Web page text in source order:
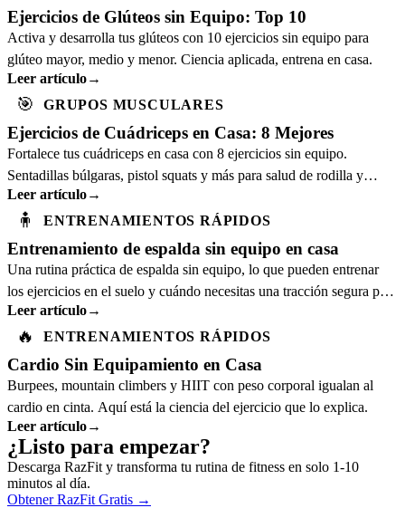
Ejercicios de Glúteos sin Equipo: Top 10
Activa y desarrolla tus glúteos con 10 ejercicios sin equipo para
glúteo mayor, medio y menor. Ciencia aplicada, entrena en casa.
Leer artículo→
🎯 GRUPOS MUSCULARES
Ejercicios de Cuádriceps en Casa: 8 Mejores
Fortalece tus cuádriceps en casa con 8 ejercicios sin equipo.
Sentadillas búlgaras, pistol squats y más para salud de rodilla y
fuerza funcional.
Leer artículo→
🧍 ENTRENAMIENTOS RÁPIDOS
Entrenamiento de espalda sin equipo en casa
Una rutina práctica de espalda sin equipo, lo que pueden entrenar
los ejercicios en el suelo y cuándo necesitas una tracción segura para
progresar.
Leer artículo→
🔥 ENTRENAMIENTOS RÁPIDOS
Cardio Sin Equipamiento en Casa
Burpees, mountain climbers y HIIT con peso corporal igualan al
cardio en cinta. Aquí está la ciencia del ejercicio que lo explica.
Leer artículo→
¿Listo para empezar?
Descarga RazFit y transforma tu rutina de fitness en solo 1-10
minutos al día.
Obtener RazFit Gratis →